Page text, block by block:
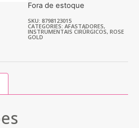
Fora de estoque
SKU: 8798123015
CATEGORIES: AFASTADORES,
INSTRUMENTAIS CIRÚRGICOS, ROSE
GOLD